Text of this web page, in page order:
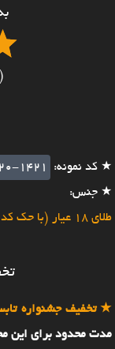
(741 کاربر امتیاز داده اند)
★ کد نمونه:
20-1421
★ جنس:
طلای 18 عیار (با حک کد طلای 18 عیار پشت کار)
★تخفیف جشنواره
مدت محدود برای این